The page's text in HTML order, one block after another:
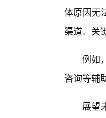
体原因无
渠道。关
例如
咨询等辅
展望